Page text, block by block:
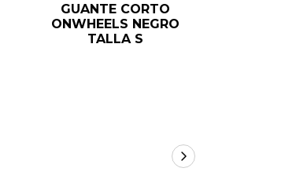
GUANTE CORTO
ONWHEELS NEGRO
TALLA S